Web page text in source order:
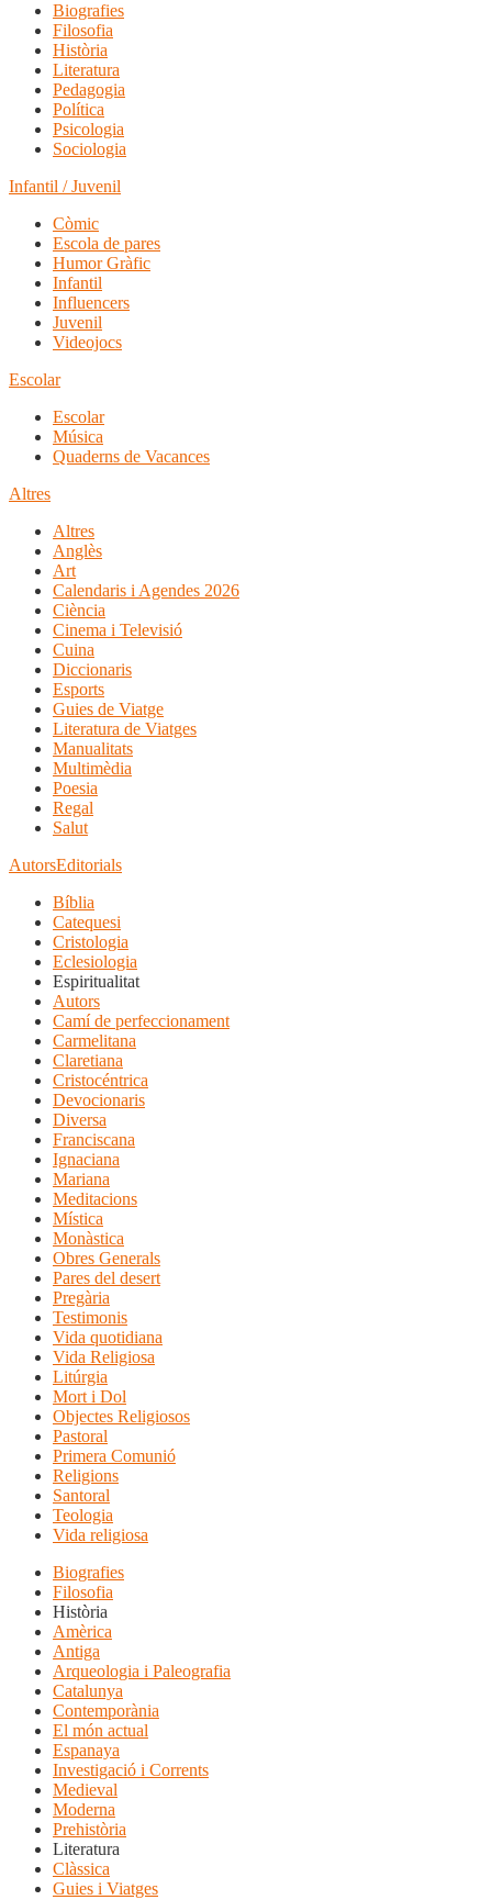
Biografies
Filosofia
Història
Literatura
Pedagogia
Política
Psicologia
Sociologia
Infantil / Juvenil
Còmic
Escola de pares
Humor Gràfic
Infantil
Influencers
Juvenil
Videojocs
Escolar
Escolar
Música
Quaderns de Vacances
Altres
Altres
Anglès
Art
Calendaris i Agendes 2026
Ciència
Cinema i Televisió
Cuina
Diccionaris
Esports
Guies de Viatge
Literatura de Viatges
Manualitats
Multimèdia
Poesia
Regal
Salut
AutorsEditorials
Bíblia
Catequesi
Cristologia
Eclesiologia
Espiritualitat
Autors
Camí de perfeccionament
Carmelitana
Claretiana
Cristocéntrica
Devocionaris
Diversa
Franciscana
Ignaciana
Mariana
Meditacions
Mística
Monàstica
Obres Generals
Pares del desert
Pregària
Testimonis
Vida quotidiana
Vida Religiosa
Litúrgia
Mort i Dol
Objectes Religiosos
Pastoral
Primera Comunió
Religions
Santoral
Teologia
Vida religiosa
Biografies
Filosofia
Història
Amèrica
Antiga
Arqueologia i Paleografia
Catalunya
Contemporània
El món actual
Espanaya
Investigació i Corrents
Medieval
Moderna
Prehistòria
Literatura
Clàssica
Guies i Viatges